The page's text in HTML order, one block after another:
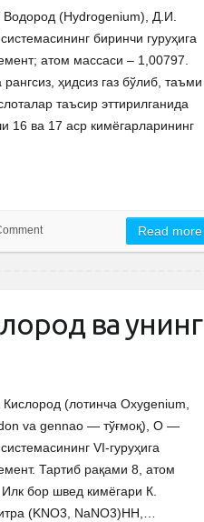
Водород (Hydrogenium), Д.И.
биринчи гуруҳига
атом массаси – 1,00797.
ҳидсиз газ бўлиб, таъми
таъсир эттирилганида
16 ва 17 аср кимёгарларининг
Read more
ва унинг
Кислород (лотинча Oxygenium,
va gennao — тўғмоқ), O —
VI-гуруҳига
Тартиб рақами 8, атом
бор швед кимёгари К.
(KNO3, NaNO3)HH,…